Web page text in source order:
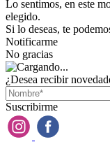
Lo sentimos, en este
elegido.
Si lo deseas, te
Notificarme
No gracias
¿Desea recibir
Suscribirme